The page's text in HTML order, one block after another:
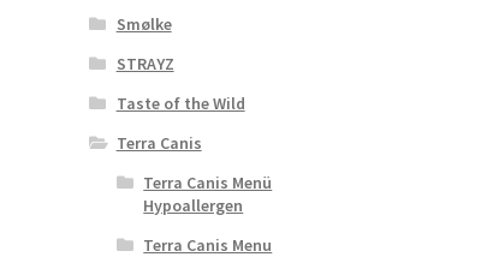
Smølke
STRAYZ
Taste of the Wild
Terra Canis
Terra Canis Menü
Hypoallergen
Terra Canis Menu